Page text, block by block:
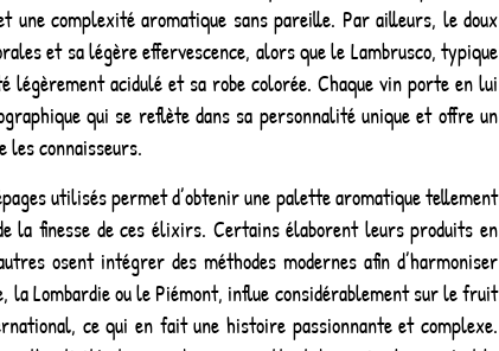
une complexité aromatique sans pareille. Par ailleurs, le doux
et sa légère effervescence, alors que le Lambrusco, typique
légèrement acidulé et sa robe colorée. Chaque vin porte en lui
qui se reflète dans sa personnalité unique et offre un
les connaisseurs.
utilisés permet d’obtenir une palette aromatique tellement
la finesse de ces élixirs. Certains élaborent leurs produits en
osent intégrer des méthodes modernes afin d’harmoniser
la Lombardie ou le Piémont, influe considérablement sur le fruit
ce qui en fait une histoire passionnante et complexe.